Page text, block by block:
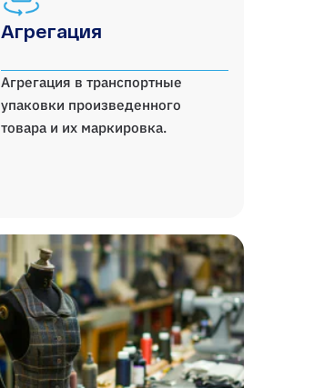
Агрегация
Агрегация в транспортные
упаковки произведенного
товара и их маркировка.